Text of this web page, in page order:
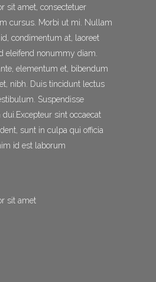
sit amet, consectetuer
cursus. Morbi ut mi. Nullam
condimentum at, laoreet
eleifend nonummy diam.
elementum et, bibendum
nibh. Duis tincidunt lectus
Suspendisse
sint occaecat
sunt in culpa qui officia
id est laborum
sit amet